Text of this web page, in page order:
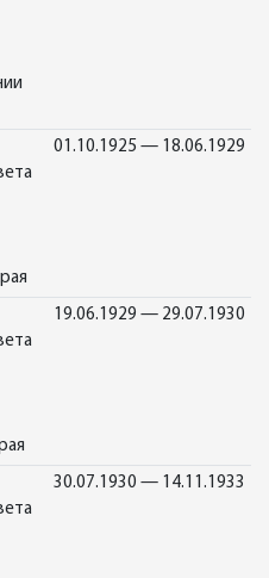
01.10.1925 — 18.06.1929
19.06.1929 — 29.07.1930
30.07.1930 — 14.11.1933